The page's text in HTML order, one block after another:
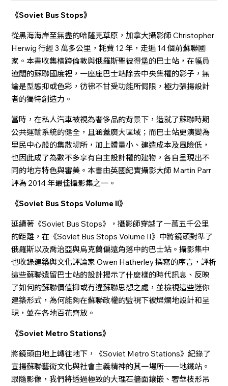
《Soviet Bus Stops》
從黑海海岸至無盡的哈薩克草原，加拿大攝影師 Christopher
Herwig 行經 3 萬多公里，耗費 12 年，走遍 14 個前蘇聯國
家。本書收集橫跨倫敦與俄羅斯聖彼得堡的巴士站，在幅員
遼闊的蘇聯國度裡，一座座巴士站除去中央集權的影子，無
論是型態抑或色彩，彷彿不甘受功能所侷限，極力張揚設計
者的獨特創造力。
當時，在私人汽車被視為奢侈品的背景下，造就了蘇聯時期
公共運輸系統的健全，且涵蓋廣大區域；而巴士站更演變為
里民中心般的集散場所，加上體量小、建造成本及風險低，
也因此成了為數不多享有自主設計權的建物，各自呈現出不
同的地方特色與審美。本書由英國紀實攝影大師 Martin Parr
評為 2014 年最佳攝影集之一。
《Soviet Bus Stops Volume II》
延續著《Soviet Bus Stops》，攝影師穿越了一萬五千公里
的距離，在《Soviet Bus Stops Volume II》中將鏡頭對準了
俄羅斯以及喬治亞與烏克蘭偏遠角落中的巴士站。攝影集中
也收錄建築與文化評論家 Owen Hatherley 撰寫的序言，評析
這些蘇聯遺留巴士站的設計揭示了什麼樣的時代訊息、反映
了如何的蘇聯價值抑或有違蘇聯思想之處，並檢視這些迷你
建築形式，為何能夠在蘇聯政權的監視下被燦爛地設計和呈
現，並在各地百花齊放。
《Soviet Metro Stations》
將鏡頭由地上轉往地下，《Soviet Metro Stations》紀錄了
宣揚蘇聯藝術文化與社會主義精神的其一場所──地鐵站。
跟隨影像，我們將透過極致的大理石牆面鑲嵌、奢華枝形吊